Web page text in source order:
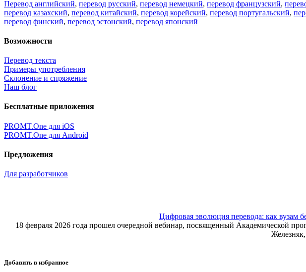
Перевод английский, перевод русский, перевод немецкий, перевод французский,
перевод казахский, перевод китайский, перевод корейский, перевод португальский,
перевод финский, перевод эстонский, перевод японский
Возможности
Перевод текста
Примеры употребления
Склонение и спряжение
Наш блог
Бесплатные приложения
PROMT.One для iOS
PROMT.One для Android
Предложения
Для разработчиков
Цифровая эволюция перевода: как вузам
18 февраля 2026 года прошел очередной вебинар, посвященный Академической
Добавить в избранное